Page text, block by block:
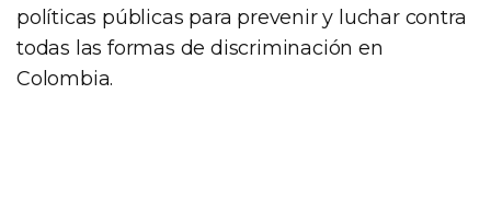
políticas públicas para prevenir y luchar contra
todas las formas de discriminación en
Colombia.